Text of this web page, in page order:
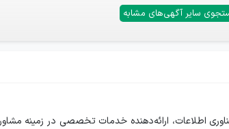
سایر آگهی‌های مشابه
اطلاعات، ارائه‌دهنده خدمات تخصصی در زمینه